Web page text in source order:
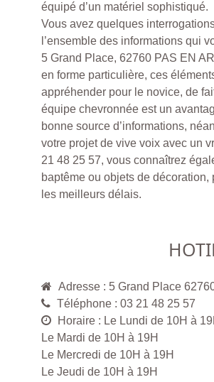
équipé d’un matériel sophistiqué.
Vous avez quelques
l’ensemble des informations qui
5 Grand Place, 62760 PAS EN
en forme particulière, ces
appréhender pour le novice, de
équipe chevronnée est un
bonne source d’informations,
votre projet de vive voix avec un
21 48 25 57, vous connaîtrez
baptême ou objets de décoration,
les meilleurs délais.
Adresse : 5 Grand Place
Téléphone : 03 21 48 25 57
Horaire : Le Lundi de 10H à
Le Mardi de 10H à 19H
Le Mercredi de 10H à 19H
Le Jeudi de 10H à 19H